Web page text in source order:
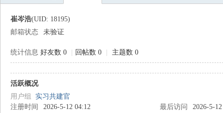
崔岑浩(UID: 18195)
邮箱状态
未验证
统计信息 好友数 0 回帖数 0 主题数 0
活跃概况
用户组 实习共建官
注册时间
2026-5-12 04:12 最后访问
2026-5-